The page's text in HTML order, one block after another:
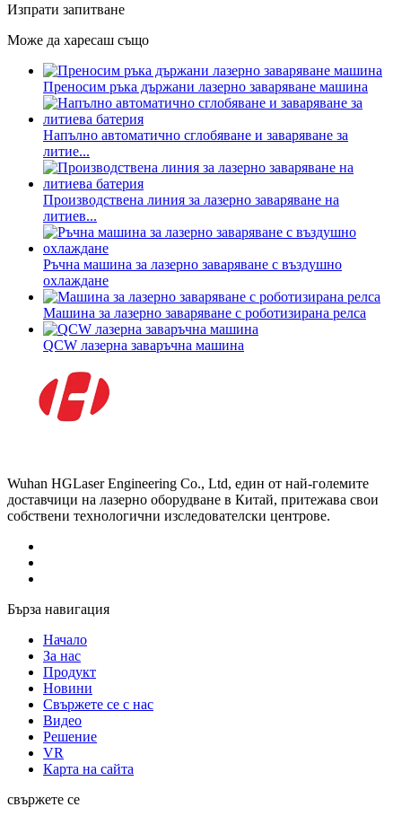
Изпрати запитване
Може да харесаш също
Преносим ръка държани лазерно заваряване машина
Напълно автоматично сглобяване и заваряване за
литие...
Производствена линия за лазерно заваряване на
литиев...
Ръчна машина за лазерно заваряване с въздушно
охлаждане
Машина за лазерно заваряване с роботизирана релса
QCW лазерна заваръчна машина
Wuhan HGLaser Engineering Co., Ltd, един от най-големите
доставчици на лазерно оборудване в Китай, притежава свои
собствени технологични изследователски центрове.
Бърза навигация
Начало
За нас
Продукт
Новини
Свържете се с нас
Видео
Решение
VR
Карта на сайта
свържете се